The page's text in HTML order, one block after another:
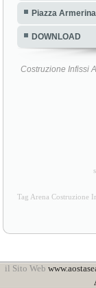
Piazza
DOWNLOAD
Costruzione Infissi
Tag Arena Costruzione
il Sito Web